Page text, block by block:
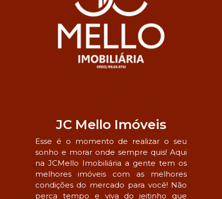
JC Mello Imóveis
Esse é o momento de realizar o seu
sonho e morar onde sempre quis! Aqui
na JCMello Imobiliária a gente tem os
melhores imóveis com as melhores
condições do mercado para você! Não
perca tempo e viva do jeitinho que